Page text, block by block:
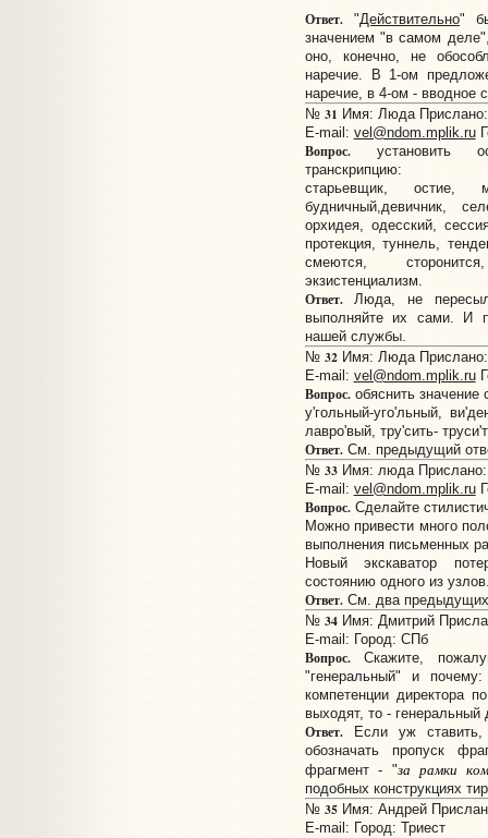
Ответ."Действительно"
значением "в самом
оно, конечно, не
наречие. В 1-ом
наречие, в 4-ом - вводное
№ 31 Имя: Люда Прислано:
E-mail: vel@ndom.mplik.ru
Вопрос.установить
транскрипцию:
старьевщик, остие,
будничный,девичник,
орхидея, одесский,
протекция, туннель,
смеются,
экзистенциализм.
Ответ.Люда, не
выполняйте их сами. И
нашей службы.
№ 32Имя: Люда Прислано:
E-mail: vel@ndom.mplik.ru
Вопрос.обяснить значение
у'гольный-уго'льный,
лавро'вый, тру'сить-
Ответ.См. предыдущий
№ 33Имя: люда Прислано:
E-mail: vel@ndom.mplik.ru
Вопрос.Сделайте
Можно привести много
выполнения письменных
Новый экскаватор
состоянию одного из
Ответ.См. два предыдущих
№ 34Имя: Дмитрий
E-mail: Город: СПб
Вопрос.Скажите,
"генеральный" и
компетенции директора
выходят, то - генеральный
Ответ.Если уж ставить,
обозначать пропуск
фрагмент - "за рамки
подобных конструкциях
№ 35Имя: Андрей
E-mail: Город: Триест